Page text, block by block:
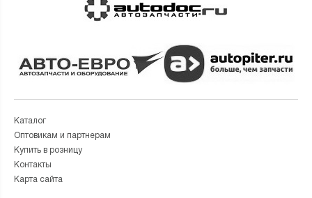
Каталог
Оптовикам и партнерам
Купить в розницу
Контакты
Карта сайта